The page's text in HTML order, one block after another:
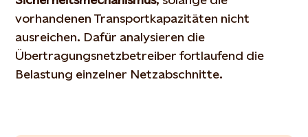
vorhandenen Transportkapazitäten nicht
ausreichen. Dafür analysieren die
Übertragungsnetzbetreiber fortlaufend die
Belastung einzelner Netzabschnitte.